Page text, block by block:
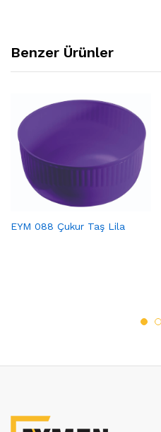
Benzer Ürünler
EYM 088 Çukur Taş Lila